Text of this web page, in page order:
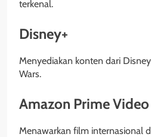
terkenal.
Disney+
Menyediakan konten dari
Wars.
Amazon Prime Video
Menawarkan film internasional